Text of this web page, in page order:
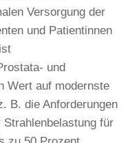
Versorgung der
und Patientinnen
und
Wert auf modernste
B. die Anforderungen
für